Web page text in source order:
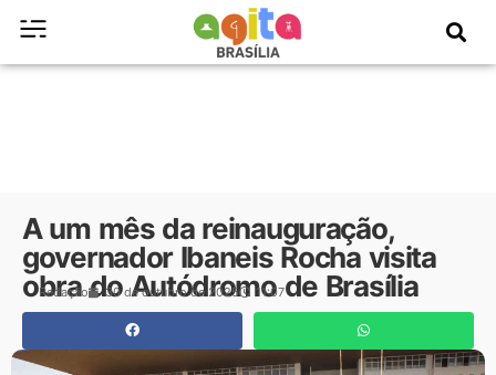
A um mês da reinauguração,
governador Ibaneis Rocha visita
obra do Autódromo de Brasília
Redação 30 de outubro de 2025 11:07